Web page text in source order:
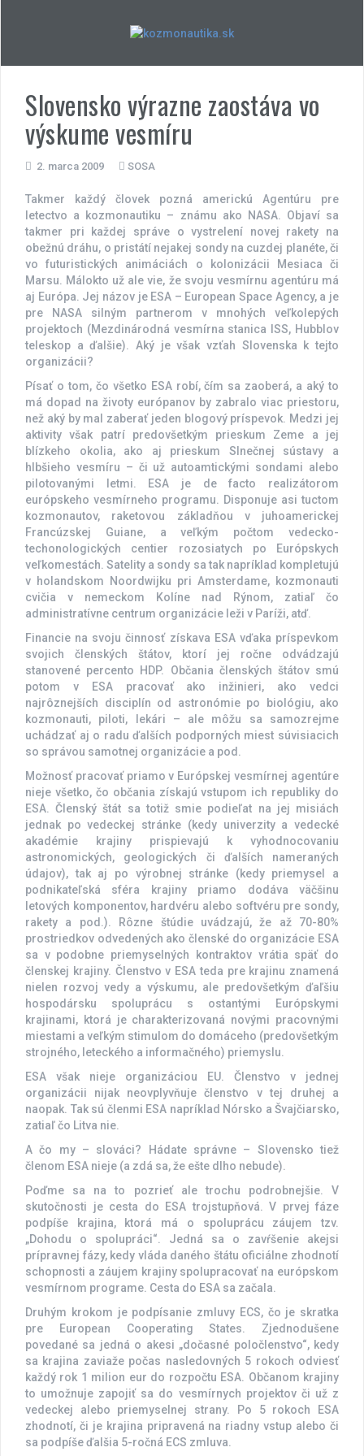
Slovensko výrazne zaostáva vo
výskume vesmíru
2. marca 2009 SOSA
Takmer každý človek pozná americkú Agentúru pre
letectvo a kozmonautiku – známu ako NASA. Objaví sa
takmer pri každej správe o vystrelení novej rakety na
obežnú dráhu, o pristátí nejakej sondy na cuzdej planéte, či
vo futuristických animáciách o kolonizácii Mesiaca či
Marsu. Málokto už ale vie, že svoju vesmírnu agentúru má
aj Európa. Jej názov je ESA – European Space Agency, a je
pre NASA silným partnerom v mnohých veľkolepých
projektoch (Mezdinárodná vesmírna stanica ISS, Hubblov
teleskop a ďalšie). Aký je však vzťah Slovenska k tejto
organizácii?
Písať o tom, čo všetko ESA robí, čím sa zaoberá, a aký to
má dopad na životy európanov by zabralo viac priestoru,
než aký by mal zaberať jeden blogový príspevok. Medzi jej
aktivity však patrí predovšetkým prieskum Zeme a jej
blízkeho okolia, ako aj prieskum Slnečnej sústavy a
hlbšieho vesmíru – či už autoamtickými sondami alebo
pilotovanými letmi. ESA je de facto realizátorom
európskeho vesmírneho programu. Disponuje asi tuctom
kozmonautov, raketovou základňou v juhoamerickej
Francúzskej Guiane, a veľkým počtom vedecko-
techonologických centier rozosiatych po Európskych
veľkomestách. Satelity a sondy sa tak napríklad kompletujú
v holandskom Noordwijku pri Amsterdame, kozmonauti
cvičia v nemeckom Kolíne nad Rýnom, zatiaľ čo
administratívne centrum organizácie leži v Paríži, atď.
Financie na svoju činnosť získava ESA vďaka príspevkom
svojich členských štátov, ktorí jej ročne odvádzajú
stanovené percento HDP. Občania členských štátov smú
potom v ESA pracovať ako inžinieri, ako vedci
najrôznejších disciplín od astronómie po biológiu, ako
kozmonauti, piloti, lekári – ale môžu sa samozrejme
uchádzať aj o radu ďalších podporných miest súvisiacich
so správou samotnej organizácie a pod.
Možnosť pracovať priamo v Európskej vesmírnej agentúre
nieje všetko, čo občania získajú vstupom ich republiky do
ESA. Členský štát sa totiž smie podieľat na jej misiách
jednak po vedeckej stránke (kedy univerzity a vedecké
akadémie krajiny prispievajú k vyhodnocovaniu
astronomických, geologických či ďalších nameraných
údajov), tak aj po výrobnej stránke (kedy priemysel a
podnikateľská sféra krajiny priamo dodáva väčšinu
letových komponentov, hardvéru alebo softvéru pre sondy,
rakety a pod.). Rôzne štúdie uvádzajú, že až 70-80%
prostriedkov odvedených ako členské do organizácie ESA
sa v podobne priemyselných kontraktov vrátia späť do
členskej krajiny. Členstvo v ESA teda pre krajinu znamená
nielen rozvoj vedy a výskumu, ale predovšetkým ďaľšiu
hospodársku spoluprácu s ostantými Európskymi
krajinami, ktorá je charakterizovaná novými pracovnými
miestami a veľkým stimulom do domáceho (predovšetkým
strojného, leteckého a informačného) priemyslu.
ESA však nieje organizáciou EU. Členstvo v jednej
organizácii nijak neovplyvňuje členstvo v tej druhej a
naopak. Tak sú členmi ESA napríklad Nórsko a Švajčiarsko,
zatiaľ čo Litva nie.
A čo my – slováci? Hádate správne – Slovensko tiež
členom ESA nieje (a zdá sa, že ešte dlho nebude).
Poďme sa na to pozrieť ale trochu podrobnejšie. V
skutočnosti je cesta do ESA trojstupňová. V prvej fáze
podpíše krajina, ktorá má o spoluprácu záujem tzv.
„Dohodu o spolupráci“. Jedná sa o zavŕšenie akejsi
prípravnej fázy, kedy vláda daného štátu oficiálne zhodnotí
schopnosti a záujem krajiny spolupracovať na európskom
vesmírnom programe. Cesta do ESA sa začala.
Druhým krokom je podpísanie zmluvy ECS, čo je skratka
pre European Cooperating States. Zjednodušene
povedané sa jedná o akesi „dočasné poločlenstvo“, kedy
sa krajina zaviaže počas nasledovných 5 rokoch odviesť
každý rok 1 milion eur do rozpočtu ESA. Občanom krajiny
to umožnuje zapojiť sa do vesmírnych projektov či už z
vedeckej alebo priemyselnej strany. Po 5 rokoch ESA
zhodnotí, či je krajina pripravená na riadny vstup alebo či
sa podpíše ďalšia 5-ročná ECS zmluva.